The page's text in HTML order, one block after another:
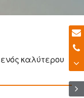
ενός καλύτερου